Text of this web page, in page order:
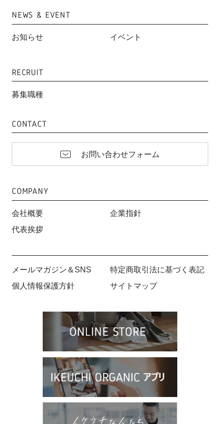
NEWS & EVENT
お知らせ イベント
RECRUIT
募集職種
CONTACT
お問い合わせフォーム
COMPANY
会社概要
企業指針
代表挨拶
メールマガジン＆SNS
特定商取引法に基づく表記
個人情報保護方針
サイトマップ